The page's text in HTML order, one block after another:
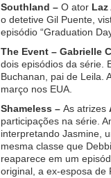
Southland – O ator Laz
o detetive Gil Puente,
episódio “Graduation
The Event – Gabrielle
dois episódios da série.
Buchanan, pai de Leila.
março nos EUA.
Shameless – As atrizes
participações na série.
interpretando Jasmine,
mesma classe que
reaparece em um
original, a ex-esposa de